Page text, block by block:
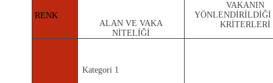
RENK
ALAN VE VAKA
NİTELİĞİ
VAKANIN
YÖNLENDİRİLDİĞİ
KRİTERLERİ
Kategori 1